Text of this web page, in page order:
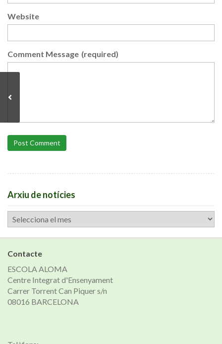
Website
Comment Message (required)
Post Comment
Arxiu de notícies
Arxiu
de
notícies
Contacte
ESCOLA ALOMA
Centre Integrat d'Ensenyament
Carrer Torrent Can Piquer s/n
08016 BARCELONA